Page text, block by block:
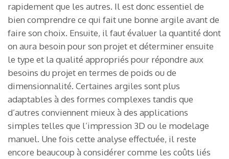
rapidement que les autres. Il est donc essentiel de
bien comprendre ce qui fait une bonne argile avant de
faire son choix. Ensuite, il faut évaluer la quantité dont
on aura besoin pour son projet et déterminer ensuite
le type et la qualité appropriés pour répondre aux
besoins du projet en termes de poids ou de
dimensionnalité. Certaines argiles sont plus
adaptables à des formes complexes tandis que
d’autres conviennent mieux à des applications
simples telles que l’impression 3D ou le modelage
manuel. Une fois cette analyse effectuée, il reste
encore beaucoup à considérer comme les coûts liés